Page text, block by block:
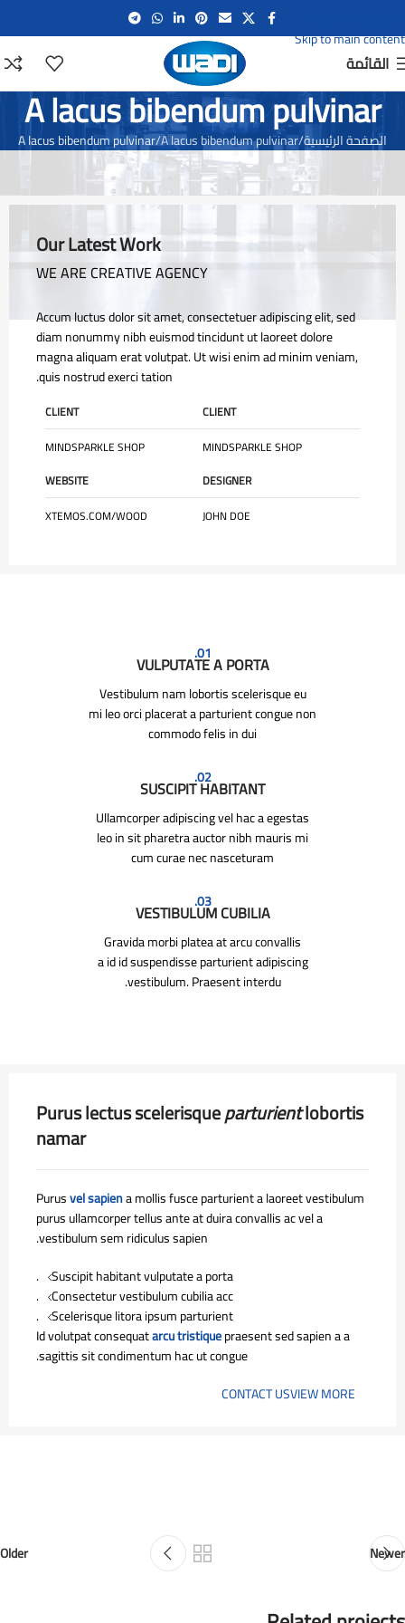
Skip to main content
القائمة
A lacus bibendum pulvinar
الصفحة الرئيسية A lacus bibendum pulvinar A lacus bibendum pulvinar
Our Latest Work
WE ARE CREATIVE AGENCY
Accum luctus dolor sit amet, consectetuer adipiscing elit, sed
diam nonummy nibh euismod tincidunt ut laoreet dolore
magna aliquam erat volutpat. Ut wisi enim ad minim veniam,
quis nostrud exerci tation.
CLIENT
MINDSPARKLE SHOP
CLIENT
MINDSPARKLE SHOP
DESIGNER
JOHN DOE
WEBSITE
XTEMOS.COM/WOOD
01.
VULPUTATE A PORTA
Vestibulum nam lobortis scelerisque eu
mi leo orci placerat a parturient congue non
commodo felis in dui
02.
SUSCIPIT HABITANT
Ullamcorper adipiscing vel hac a egestas
leo in sit pharetra auctor nibh mauris mi
cum curae nec nasceturam
03.
VESTIBULUM CUBILIA
Gravida morbi platea at arcu convallis
a id id suspendisse parturient adipiscing
vestibulum. Praesent interdu.
Purus lectus scelerisqueparturientlobortis
namar
Purusvel sapiena mollis fusce parturient a laoreet vestibulum
purus ullamcorper tellus ante at duira convallis ac vel a
vestibulum sem ridiculus sapien.
Suscipit habitant vulputate a porta.
Consectetur vestibulum cubilia acc.
Scelerisque litora ipsum parturient.
Id volutpat consequatarcu tristiquepraesent sed sapien a a
sagittis sit condimentum hac ut congue.
VIEW MORE
CONTACT US
Newer
Older